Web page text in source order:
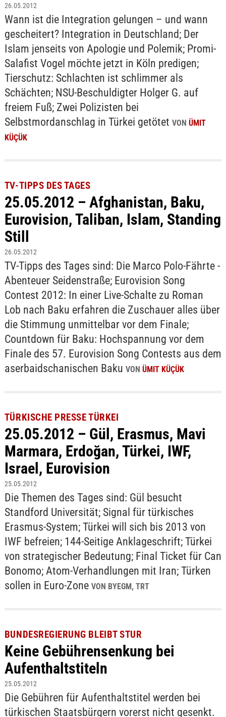
26.05.2012
Wann ist die Integration gelungen – und wann
gescheitert? Integration in Deutschland; Der
Islam jenseits von Apologie und Polemik; Promi-
Salafist Vogel möchte jetzt in Köln predigen;
Tierschutz: Schlachten ist schlimmer als
Schächten; NSU-Beschuldigter Holger G. auf
freiem Fuß; Zwei Polizisten bei
Selbstmordanschlag in Türkei getötet VON ÜMIT
KÜÇÜK
TV-TIPPS DES TAGES
25.05.2012 – Afghanistan, Baku,
Eurovision, Taliban, Islam, Standing
Still
26.05.2012
TV-Tipps des Tages sind: Die Marco Polo-Fährte -
Abenteuer Seidenstraße; Eurovision Song
Contest 2012: In einer Live-Schalte zu Roman
Lob nach Baku erfahren die Zuschauer alles über
die Stimmung unmittelbar vor dem Finale;
Countdown für Baku: Hochspannung vor dem
Finale des 57. Eurovision Song Contests aus dem
aserbaidschanischen Baku VON ÜMIT KÜÇÜK
TÜRKISCHE PRESSE TÜRKEI
25.05.2012 – Gül, Erasmus, Mavi
Marmara, Erdoğan, Türkei, IWF,
Israel, Eurovision
25.05.2012
Die Themen des Tages sind: Gül besucht
Standford Universität; Signal für türkisches
Erasmus-System; Türkei will sich bis 2013 von
IWF befreien; 144-Seitige Anklageschrift; Türkei
von strategischer Bedeutung; Final Ticket für Can
Bonomo; Atom-Verhandlungen mit Iran; Türken
sollen in Euro-Zone VON BYEGM, TRT
BUNDESREGIERUNG BLEIBT STUR
Keine Gebührensenkung bei
Aufenthaltstiteln
25.05.2012
Die Gebühren für Aufenthaltstitel werden bei
türkischen Staatsbürgern vorerst nicht gesenkt.